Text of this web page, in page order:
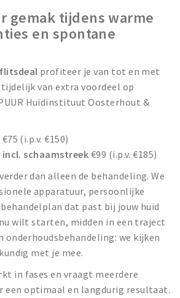
gemak tijdens warme
en spontane
profiteer je van tot en met
van extra voordeel op
Huidinstituut Oosterhout &
€75 (i.p.v. €150)
schaamstreek €99 (i.p.v. €185)
dan alleen de behandeling. We
apparatuur, persoonlijke
dat past bij jouw huid
wilt starten, midden in een traject
onderhoudsbehandeling: we kijken
met je mee.
in fases en vraagt meerdere
een optimaal en langdurig resultaat.